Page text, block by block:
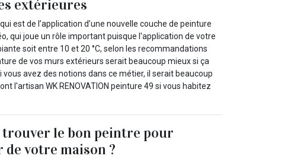
extérieures
est de l’application d’une nouvelle couche de peinture
qui joue un rôle important puisque l'application de votre
soit entre 10 et 20 °C, selon les recommandations
de vos murs extérieurs serait beaucoup mieux si ça
avez des notions dans ce métier, il serait beaucoup
l'artisan WK RENOVATION peinture 49 si vous habitez
trouver le bon peintre pour
votre maison ?